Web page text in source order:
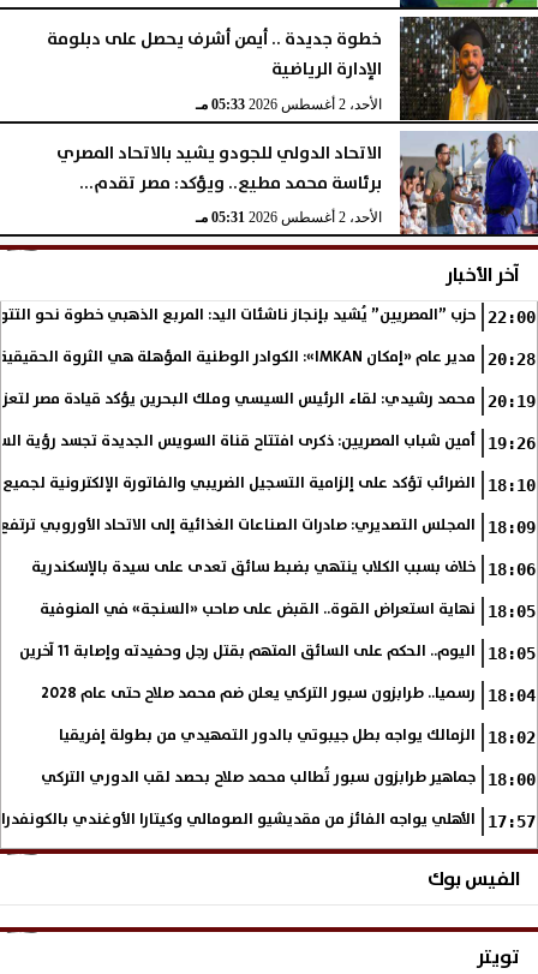
خطوة جديدة .. أيمن أشرف يحصل على دبلومة
الإدارة الرياضية
الأحد، 2 أغسطس 2026 05:33 مـ
الاتحاد الدولي للجودو يشيد بالاتحاد المصري
برئاسة محمد مطيع.. ويؤكد: مصر تقدم...
الأحد، 2 أغسطس 2026 05:31 مـ
آخر الأخبار
22:00 حزب ”المصريين” يُشيد بإنجاز ناشئات اليد: المربع الذهبي خطوة نحو
20:28 مدير عام «إمكان IMKAN»: الكوادر الوطنية المؤهلة هي الثروة الحقيقية لمستقبل التنمية في مصر
20:19 محمد رشيدي: لقاء الرئيس السيسي وملك البحرين يؤكد قيادة مصر
19:26 أمين شباب المصريين: ذكرى افتتاح قناة السويس الجديدة تجسد رؤية
18:10 الضرائب تؤكد على إلزامية التسجيل الضريبي والفاتورة الإلكترونية
18:09 المجلس التصديري: صادرات الصناعات الغذائية إلى الاتحاد الأوروبي ترتفع 15.4% خلال النصف الأول من
18:06 خلاف بسبب الكلاب ينتهي بضبط سائق تعدى على سيدة بالإسكندرية
18:05 نهاية استعراض القوة.. القبض على صاحب «السنجة» في المنوفية
18:05 اليوم.. الحكم على السائق المتهم بقتل رجل وحفيدته وإصابة 11 آخرين
18:04 رسميا.. طرابزون سبور التركي يعلن ضم محمد صلاح حتى عام 2028
18:02 الزمالك يواجه بطل جيبوتي بالدور التمهيدي من بطولة إفريقيا
18:00 جماهير طرابزون سبور تُطالب محمد صلاح بحصد لقب الدوري التركي
17:57 الأهلي يواجه الفائز من مقديشيو الصومالي وكيتارا الأوغندي
الفيس بوك
تويتر